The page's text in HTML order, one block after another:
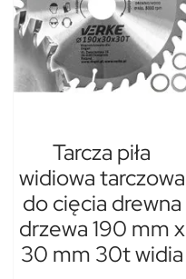
Tarcza piła
widiowa tarczowa
do cięcia drewna
drzewa 190 mm x
30 mm 30t widia